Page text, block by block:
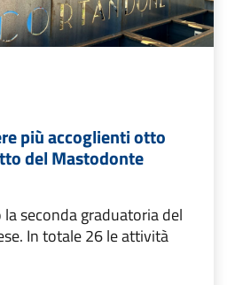
più accoglienti otto
del Mastodonte
seconda graduatoria del
In totale 26 le attività